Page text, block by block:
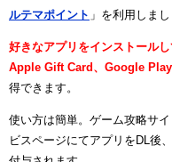
ルテマポイント 」を利用しまし
好きなアプリをインストール
Apple Gift Card、Google
得できます。
使い方は簡単。ゲーム攻略サ
ビスページにてアプリをDL後